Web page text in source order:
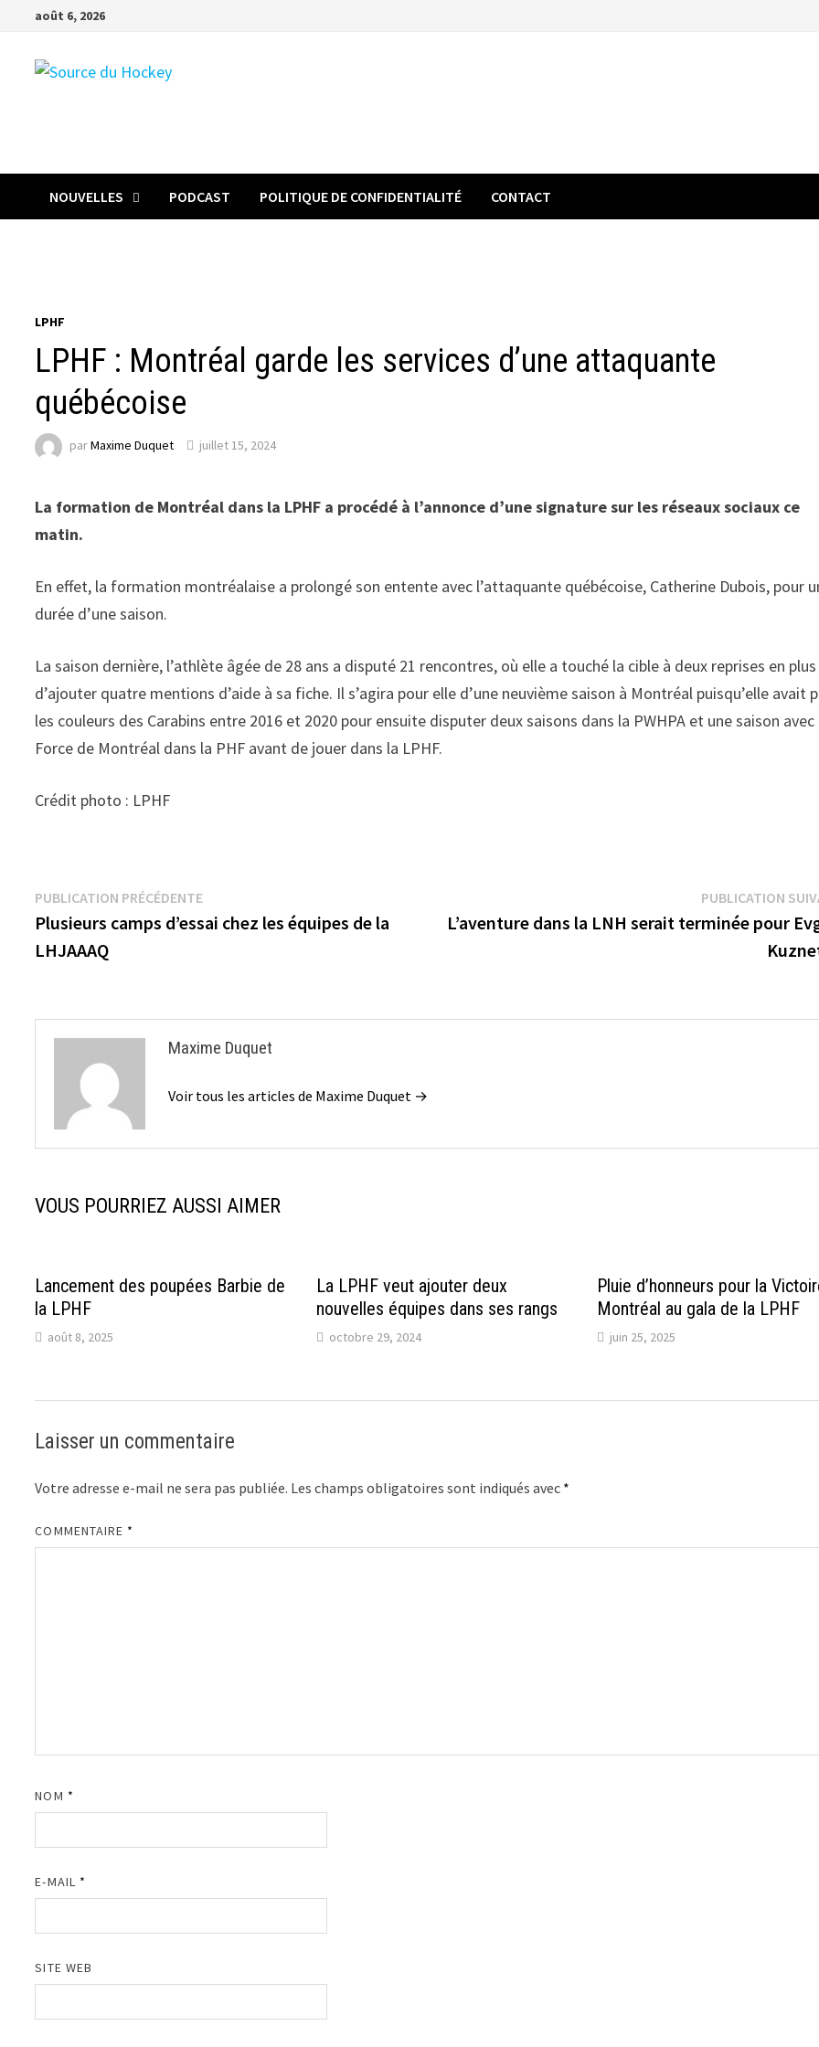
Passer
contenu
août 6, 2026
NOUVELLES PODCAST POLITIQUE DE CONFIDENTIALITÉ CONTACT
LPHF
LPHF : Montréal garde les services d’une attaquante
québécoise
parMaxime Duquet juillet 15, 2024
La formation de Montréal dans la LPHF a procédé à l’annonce d’une signature sur les réseaux sociaux ce
matin.
En effet, la formation montréalaise a prolongé son entente avec l’attaquante québécoise, Catherine Dubois, pour
durée d’une saison.
La saison dernière, l’athlète âgée de 28 ans a disputé 21 rencontres, où elle a touché la cible à deux reprises en plus
d’ajouter quatre mentions d’aide à sa fiche. Il s’agira pour elle d’une neuvième saison à Montréal puisqu’elle avait
les couleurs des Carabins entre 2016 et 2020 pour ensuite disputer deux saisons dans la PWHPA et une saison avec
Force de Montréal dans la PHF avant de jouer dans la LPHF.
Crédit photo : LPHF
Navigation
de
l’article
PUBLICATION PRÉCÉDENTEPublication
précédente :
Plusieurs camps d’essai chez les équipes de la
LHJAAAQ
PUBLICATION
L’aventure dans la LNH serait terminée pour
Maxime Duquet
Voir tous les articles de Maxime Duquet →
VOUS POURRIEZ AUSSI AIMER
Lancement des poupées Barbie de
la LPHF
août 8, 2025
La LPHF veut ajouter deux
nouvelles équipes dans ses rangs
octobre 29, 2024
Pluie d’honneurs pour la
Montréal au gala de la LPHF
juin 25, 2025
Laisser un commentaire
Votre adresse e-mail ne sera pas publiée. Les champs obligatoires sont indiqués avec *
COMMENTAIRE *
NOM *
E-MAIL *
SITE WEB